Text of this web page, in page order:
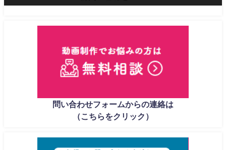
問い合わせフォームからの連絡は
（こちらをクリック）